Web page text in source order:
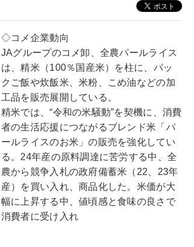
◇コメ企業動向
JAグループのコメ卸、全農パールライス
は、精米（100％国産米）を柱に、パッ
クご飯や炊飯米、米粉、こめ油などの加
工品を販売展開している。
精米では、“令和の米騒動”を契機に、消費
者の生活応援につながるブレンド米「パ
ールライスのお米」の販売を強化してい
る。24年産の原料調達に苦労する中、全
農から競争入札の政府備蓄米（22、23年
産）を買い入れ、商品化した。米価が大
幅に上昇する中、値頃感と食味の良さで
消費者に受け入れ